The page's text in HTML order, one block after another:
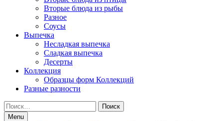
Вторые блюда из рыбы
Разное
Соусы
Выпечка
Несладкая выпечка
Сладкая выпечка
Десерты
Коллекция
Образцы форм Коллекций
Разные разности
Search
Найти:
Menu